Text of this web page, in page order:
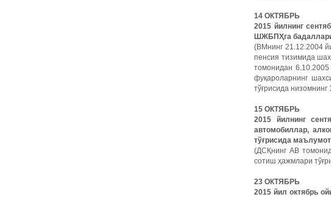
14 ОКТЯБРЬ
2015 йилнинг
ШЖБПҲга
(ВМнинг 21.12.2004
пенсия тизимида
томонидан
фуқароларнинг
тўғрисида низомнинг
15 ОКТЯБРЬ
2015 йилнинг
автомобиллар,
тўғрисида
(ДСҚнинг АВ
сотиш ҳажмлари
23 ОКТЯБРЬ
2015йил октябрь